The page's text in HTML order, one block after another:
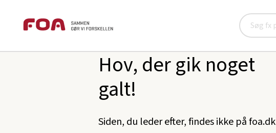
hovedindhold
hovedmenu
Søg
Hov, der gik noget
galt!
Siden, du leder efter, findes ikke på foa.dk